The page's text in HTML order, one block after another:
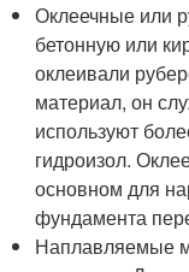
Оклеечные или
бетонную или
оклеивали
материал, он
используют
гидроизол.
основном для
фундамента
Наплавляемые